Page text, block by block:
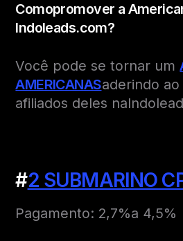
Comopromover a
Indoleads.com?
Você pode se tornar um
AMERICANASaderindo
afiliados deles
#2 SUBMARINO
Pagamento: 2,7%a 4,5%